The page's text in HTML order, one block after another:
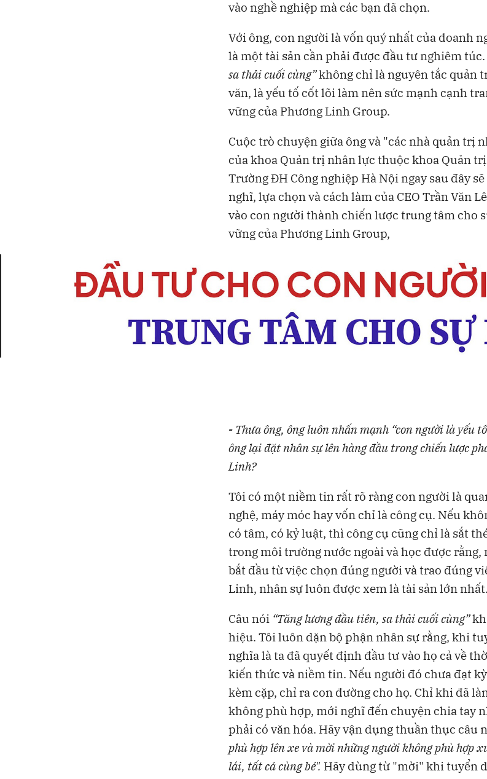
vào nghề nghiệp mà các bạn đã chọn.
Với ông, con người là vốn quý nhất của doanh
là một tài sản cần phải được đầu tư nghiêm túc.
sa thải cuối cùng”không chỉ là nguyên tắc quản
văn, là yếu tố cốt lõi làm nên sức mạnh cạnh
vững của Phương Linh Group.
Cuộc trò chuyện giữa ông và "các nhà quản trị
của khoa Quản trị nhân lực thuộc khoa Quản
Trường ĐH Công nghiệp Hà Nội ngay sau đây
nghĩ, lựa chọn và cách làm của CEO Trần Văn
vào con người thành chiến lược trung tâm cho
vững của Phương Linh Group,
- Thưa ông, ông luôn nhấn mạnh “con người là yếu
ông lại đặt nhân sự lên hàng đầu trong chiến lược
Linh?
Tôi có một niềm tin rất rõ ràng con người là
nghệ, máy móc hay vốn chỉ là công cụ. Nếu
có tâm, có kỷ luật, thì công cụ cũng chỉ là sắt
trong môi trường nước ngoài và học được rằng,
bắt đầu từ việc chọn đúng người và trao đúng
Linh, nhân sự luôn được xem là tài sản lớn nhất.
Câu nói “Tăng lương đầu tiên, sa thải cuối cùng”
hiệu. Tôi luôn dặn bộ phận nhân sự rằng, khi
nghĩa là ta đã quyết định đầu tư vào họ cả về
kiến thức và niềm tin. Nếu người đó chưa đạt
kèm cặp, chỉ ra con đường cho họ. Chỉ khi đã
không phù hợp, mới nghĩ đến chuyện chia tay
phải có văn hóa. Hãy vận dụng thuần thục câu
phù hợp lên xe và mời những người không phù hợp
lái, tất cả cùng bẻ". Hãy dùng từ "mời" khi tuyển